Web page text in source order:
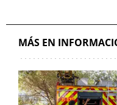
MÁS EN